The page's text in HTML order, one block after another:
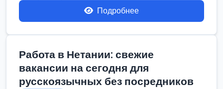
Подробнее
Работа в Нетании: свежие
вакансии на сегодня для
русскоязычных без посредников